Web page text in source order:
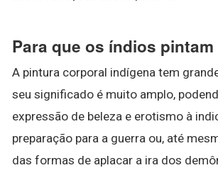
Para que os índios
A pintura corporal indígena tem
seu significado é muito amplo,
expressão de beleza e erotismo à
preparação para a guerra ou, até
das formas de aplacar a ira dos